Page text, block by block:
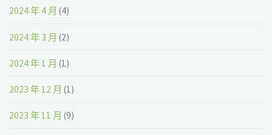
2024 年 4 月 (4)
2024 年 3 月 (2)
2024 年 1 月 (1)
2023 年 12 月 (1)
2023 年 11 月 (9)